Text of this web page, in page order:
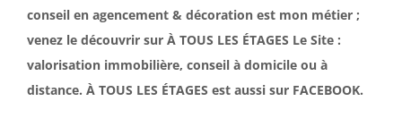
conseil en agencement & décoration est mon métier ;
venez le découvrir sur À TOUS LES ÉTAGES Le Site :
valorisation immobilière, conseil à domicile ou à
distance. À TOUS LES ÉTAGES est aussi sur FACEBOOK.